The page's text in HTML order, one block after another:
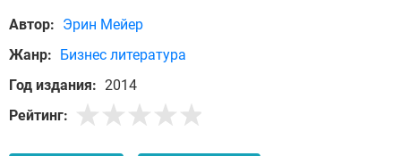
Автор: Эрин Мейер
Жанр: Бизнес литература
Год издания: 2014
Рейтинг: